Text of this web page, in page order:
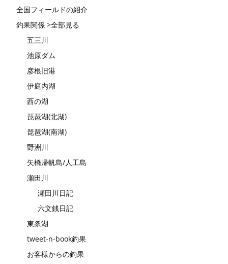
全国フィールドの紹介
釣果関係 >全部見る
五三川
池原ダム
彦根旧港
伊庭内湖
西の湖
琵琶湖(北湖)
琵琶湖(南湖)
野洲川
矢橋帰帆島/人工島
瀬田川
瀬田川日記
六文銭日記
東条湖
tweet-n-book釣果
お客様からの釣果